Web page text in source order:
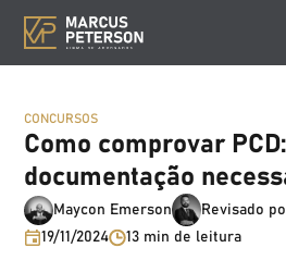
CONCURSOS
Como comprovar
documentação
Maycon Emerson
Revisado
19/11/2024
13 min de leitura